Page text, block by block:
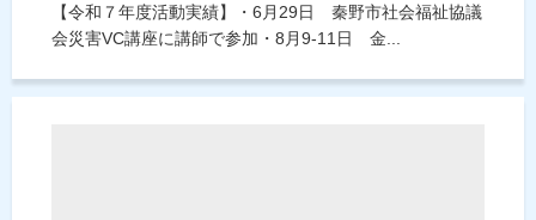
【令和７年度活動実績】・6月29日 秦野市社会福祉協議
会災害VC講座に講師で参加・8月9-11日 金...